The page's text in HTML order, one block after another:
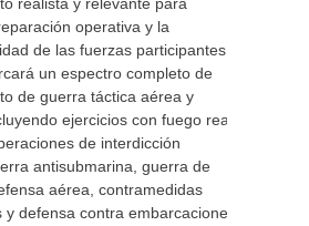
operativa y la
de las fuerzas participantes.
un espectro completo de
de guerra táctica aérea y
ejercicios con fuego real,
de interdicción
antisubmarina, guerra de
aérea, contramedidas
defensa contra embarcaciones